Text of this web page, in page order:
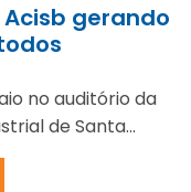
gerando
no auditório da
de Santa...